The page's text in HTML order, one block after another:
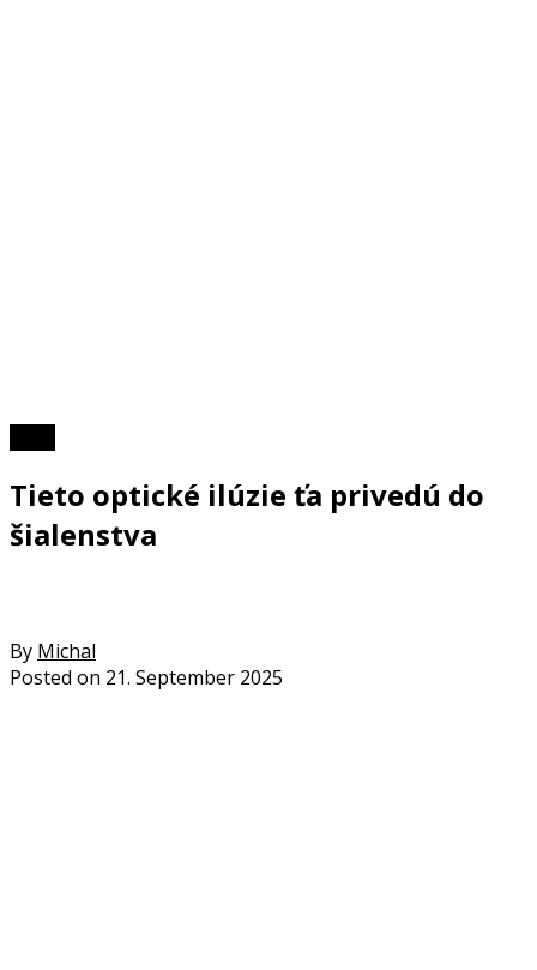
Tieto optické ilúzie ťa privedú do
šialenstva
By Michal
Posted on 21. September 2025